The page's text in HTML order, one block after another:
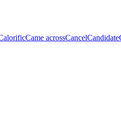
Came acrossCancelCandidate